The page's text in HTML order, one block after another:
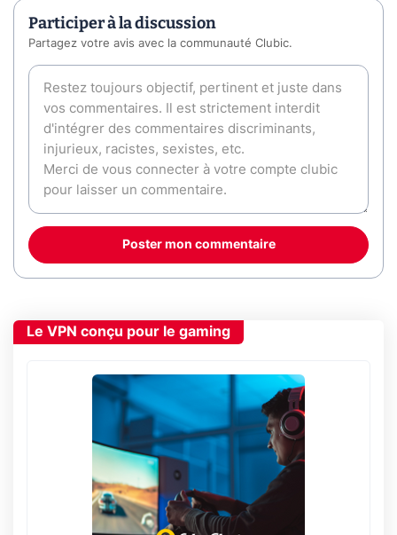
Participer à la discussion
Partagez votre avis avec la communauté Clubic.
Poster mon commentaire
Le VPN conçu pour le gaming